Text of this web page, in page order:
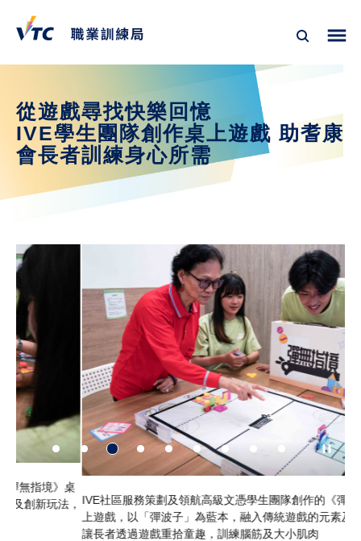
從遊戲尋找快樂回憶
IVE學生團隊創作桌上遊戲 助耆康
會長者訓練身心所需
，IVE社區服務策劃及領航高級文憑學生團隊創作的《彈無指境》桌
上遊戲，以「彈波子」為藍本，融入傳統遊戲的元素及創新玩法，
讓長者透過遊戲重拾童趣，訓練腦筋及大小肌肉